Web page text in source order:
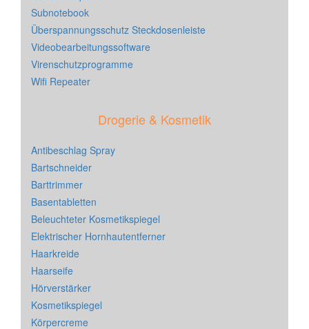
Subnotebook
Überspannungsschutz Steckdosenleiste
Videobearbeitungssoftware
Virenschutzprogramme
Wifi Repeater
Drogerie & Kosmetik
Antibeschlag Spray
Bartschneider
Barttrimmer
Basentabletten
Beleuchteter Kosmetikspiegel
Elektrischer Hornhautentferner
Haarkreide
Haarseife
Hörverstärker
Kosmetikspiegel
Körpercreme